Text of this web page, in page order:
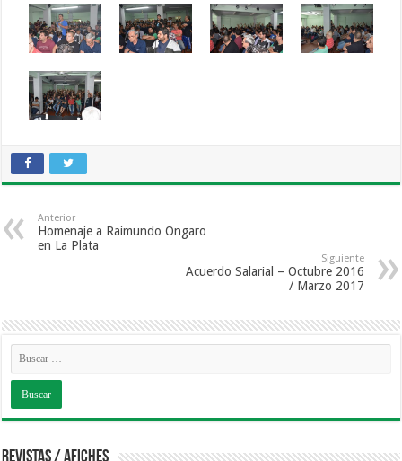
Anterior
Homenaje a Raimundo Ongaro
en La Plata
Siguiente
Acuerdo Salarial – Octubre 2016
/ Marzo 2017
Revistas / Afiches